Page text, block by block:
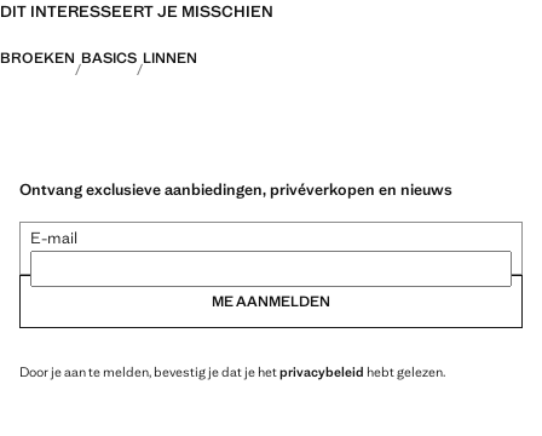
DIT INTERESSEERT JE MISSCHIEN
BROEKEN BASICS LINNEN
Ontvang exclusieve aanbiedingen, privéverkopen en nieuws
E-mail
ME AANMELDEN
Door je aan te melden, bevestig je dat je hetprivacybeleid hebt gelezen.